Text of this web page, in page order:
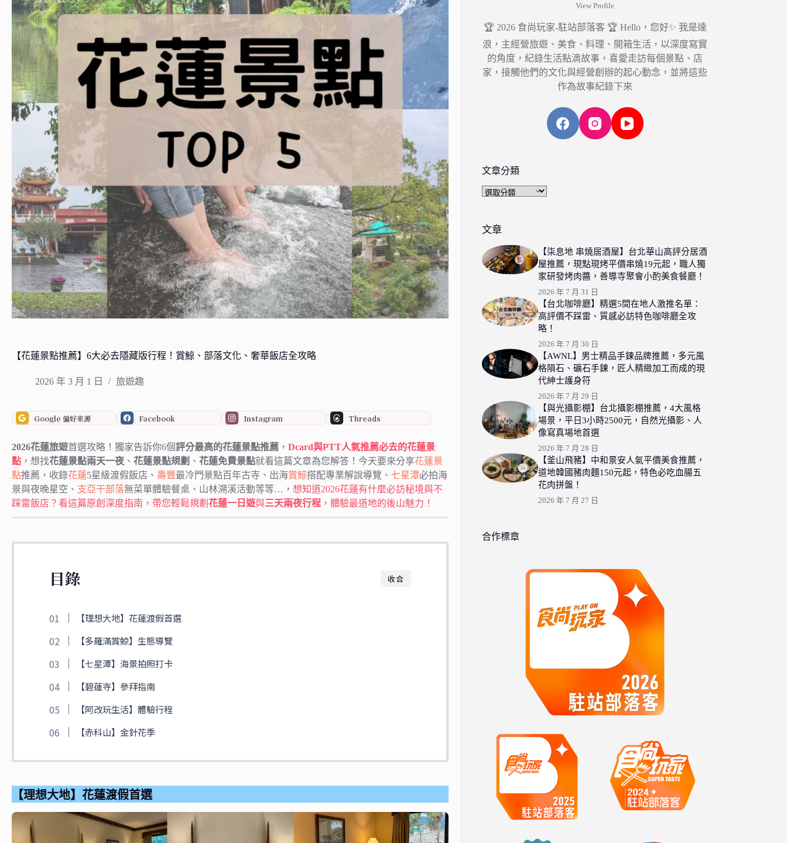
【花蓮景點推薦】6大必去隱藏版行程！賞鯨、部落文化、奢華飯店全攻略
2026 年 3 月 1 日 旅遊趣
Google 偏好來源 Facebook Instagram Threads
2026花蓮旅遊首選攻略！獨家告訴你6個評分最高的花蓮景點推薦 ， Dcard與PTT人氣推薦必去的花蓮景
點 ，想找花蓮景點兩天一夜 、 花蓮景點規劃 、 花蓮免費景點就看這篇文章為您解答！今天要來分享花蓮景
點推薦，收錄花蓮5星級渡假飯店、 壽豐最冷門景點百年古寺、出海賞鯨搭配專業解說導覽、 七星潭必拍海
景與夜晚星空、 支亞干部落無菜單體驗餐桌、山林溯溪活動等等…， 想知道2026花蓮有什麼必訪秘境與不
踩雷飯店？看這篇原創深度指南，帶您輕鬆規劃 花蓮一日遊與三天兩夜行程 ，體驗最道地的後山魅力！
收合
目錄
【理想大地】花蓮渡假首選
【多羅滿賞鯨】生態導覽
【七星潭】海景拍照打卡
【碧蓮寺】參拜指南
【阿改玩生活】體驗行程
【赤科山】金針花季
【理想大地】花蓮渡假首選
View Profile
🏆 2026 食尚玩家-駐站部落客 🏆 Hello，您好✨ 我是達
浪，主經營旅遊、美食、料理、開箱生活，以深度寫實
的角度，紀錄生活點滴故事，喜愛走訪每個景點、店
家，接觸他們的文化與經營創辦的起心動念，並將這些
作為故事紀錄下來
文章分類
文
類
文章
【柒息地 串燒居酒屋】台北華山高評分居酒
屋推薦，現點現烤平價串燒19元起，職人獨
家研發烤肉醬，善導寺聚會小酌美食餐廳！
2026 年 7 月 31 日
【台北咖啡廳】精選5間在地人激推名單：
高評價不踩雷、質感必訪特色咖啡廳全攻
略！
2026 年 7 月 30 日
【AWNL】男士精品手鍊品牌推薦，多元風
格隕石、礦石手鍊，匠人精緻加工而成的現
代紳士護身符
2026 年 7 月 29 日
【與光攝影棚】台北攝影棚推薦，4大風格
場景，平日3小時2500元，自然光攝影、人
像寫真場地首選
2026 年 7 月 28 日
【釜山飛豬】中和景安人氣平價美食推薦，
道地韓國豬肉麵150元起，特色必吃血腸五
花肉拼盤！
2026 年 7 月 27 日
合作標章